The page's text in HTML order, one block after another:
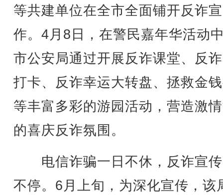
等共建单位在全市全面铺开反诈
作。4月8日，在警民嘉年华活动
市公安局通过开展反诈课堂、反
打卡、反诈幸运大转盘、拯救金
等丰富多彩的游园活动，营造激
的喜庆反诈氛围。
电信诈骗一日不休，反诈宣
不停。6月上旬，为深化宣传，该